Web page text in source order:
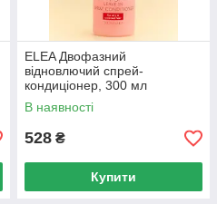
ELEA Двофазний
відновлючий спрей-
кондиціонер, 300 мл
В наявності
528 ₴
Купити